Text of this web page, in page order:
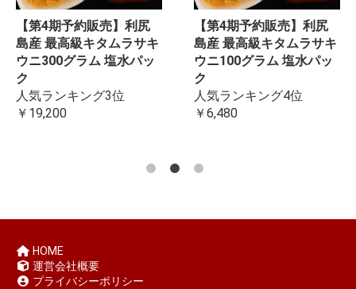
【第4期予約販売】利尻
島産 最高級キタムラサキ
ウニ300グラム 塩水パッ
ク
人気ランキング3位
￥19,200
【第4期予約販売】利尻
島産 最高級キタムラサキ
ウニ100グラム 塩水パッ
ク
人気ランキング4位
￥6,480
HOME
運営会社概要
プライバシーポリシー